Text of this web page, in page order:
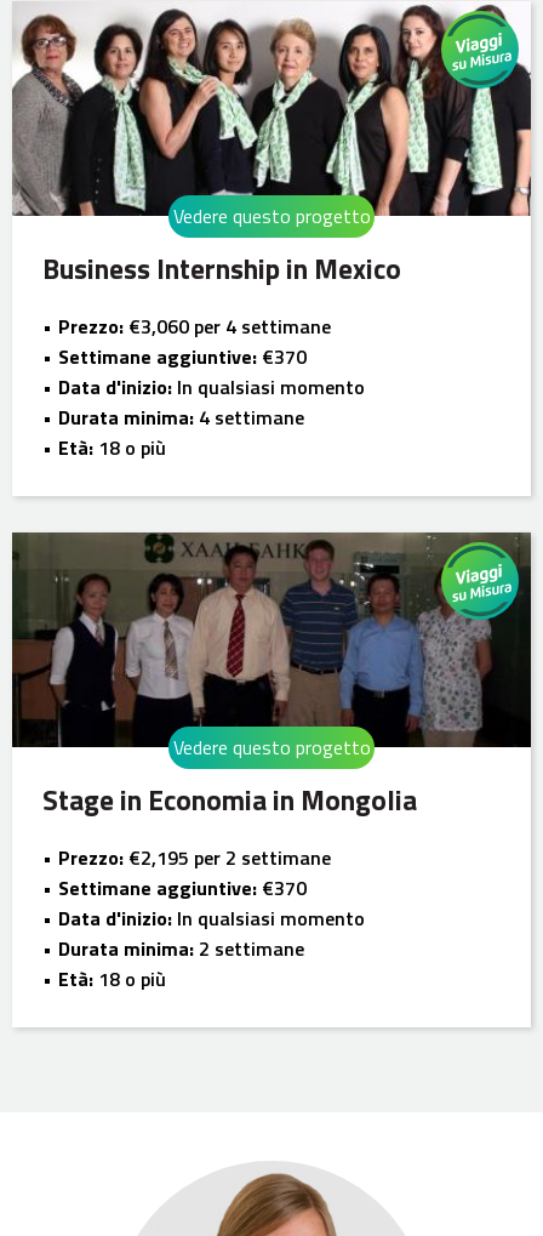
Business Internship in Mexico
Vedere questo progetto
Prezzo: €3,060 per 4 settimane
Settimane aggiuntive: €370
Data d'inizio: In qualsiasi momento
Durata minima: 4 settimane
Età: 18 o più
Stage in Economia in Mongolia
Vedere questo progetto
Prezzo: €2,195 per 2 settimane
Settimane aggiuntive: €370
Data d'inizio: In qualsiasi momento
Durata minima: 2 settimane
Età: 18 o più